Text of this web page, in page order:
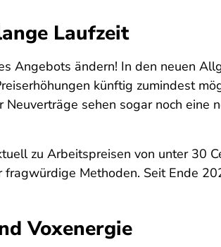
Laufzeit
Angebots ändern! In den neuen
künftig zumindest
sehen sogar noch
zu Arbeitspreisen von unter 30
Methoden. Seit Ende
Voxenergie